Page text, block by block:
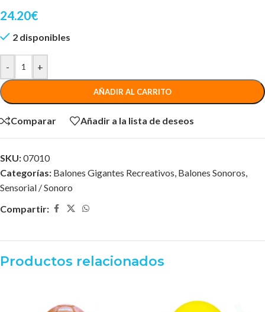
24.20€
2 disponibles
- +
AÑADIR AL CARRITO
Comparar Añadir a la lista de deseos
SKU:07010
Categorías: Balones Gigantes Recreativos Balones Sonoros
Sensorial / Sonoro
Compartir:
Productos relacionados